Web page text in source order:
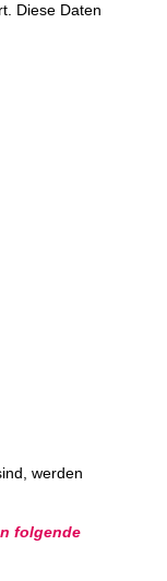
Diese Daten
werden
folgende